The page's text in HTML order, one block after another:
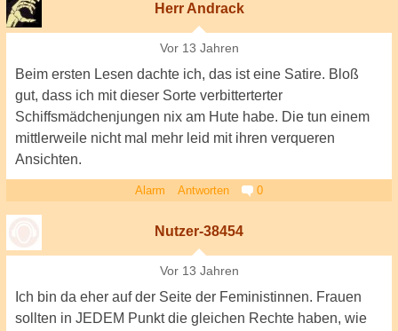
Herr Andrack
Vor 13 Jahren
Beim ersten Lesen dachte ich, das ist eine Satire. Bloß
gut, dass ich mit dieser Sorte verbitterterter
Schiffsmädchenjungen nix am Hute habe. Die tun einem
mittlerweile nicht mal mehr leid mit ihren verqueren
Ansichten.
Alarm Antworten 0
Nutzer-38454
Vor 13 Jahren
Ich bin da eher auf der Seite der Feministinnen. Frauen
sollten in JEDEM Punkt die gleichen Rechte haben, wie